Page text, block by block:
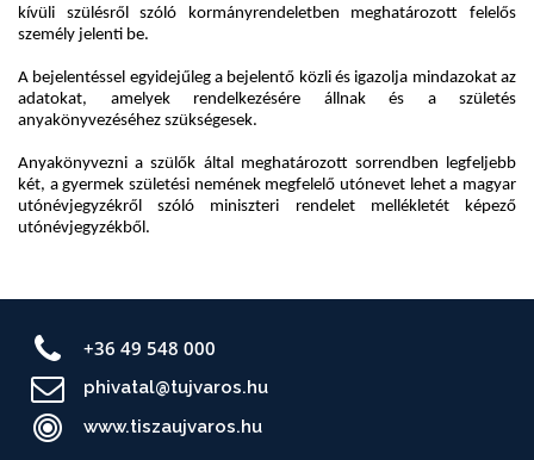
+36 49 548 000
phivatal@tujvaros.hu
www.tiszaujvaros.hu